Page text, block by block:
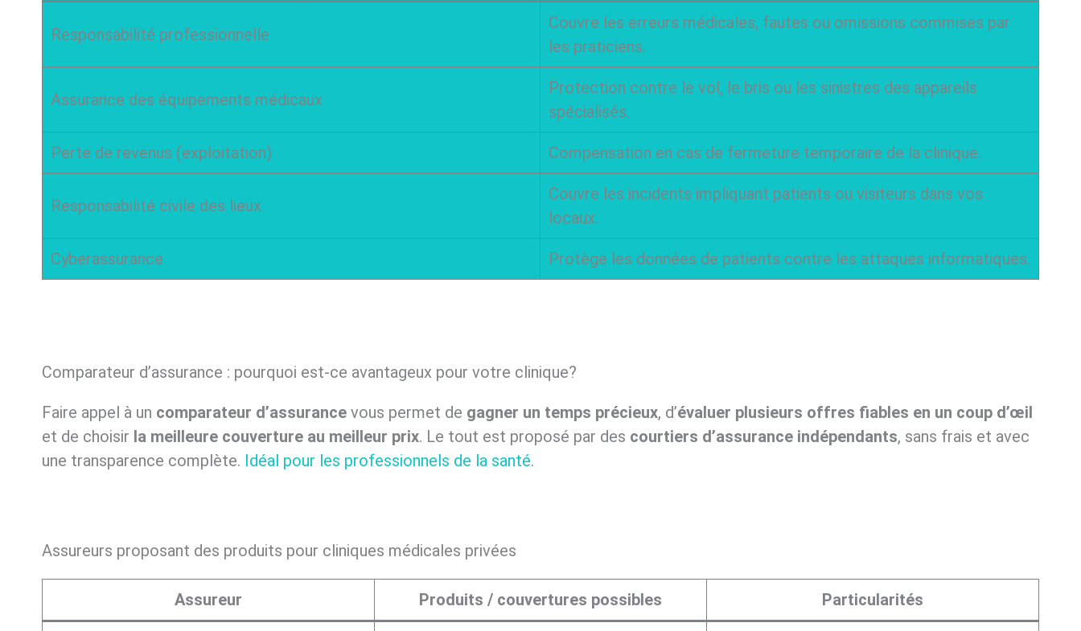
Responsabilité professionnelle
Couvre les erreurs médicales, fautes ou omissions commises par
les praticiens.
Assurance des équipements médicaux
Protection contre le vol, le bris ou les sinistres des appareils
spécialisés.
Perte de revenus (exploitation) Compensation en cas de fermeture temporaire de la clinique.
Responsabilité civile des lieux
Couvre les incidents impliquant patients ou visiteurs dans vos
locaux.
Cyberassurance Protège les données de patients contre les attaques informatiques.
Comparateur d’assurance : pourquoi est-ce avantageux pour votre clinique?
Faire appel à un comparateur d’assurance vous permet de gagner un temps précieux, d’évaluer plusieurs offres fiables en un coup d’œil
et de choisir la meilleure couverture au meilleur prix. Le tout est proposé par des courtiers d’assurance indépendants, sans frais et avec
une transparence complète. Idéal pour les professionnels de la santé.
Assureurs proposant des produits pour cliniques médicales privées
Assureur Produits / couvertures possibles Particularités